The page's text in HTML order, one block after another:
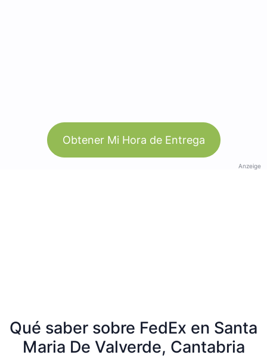
Obtener Mi Hora de Entrega
Anzeige
Qué saber sobre FedEx en Santa
Maria De Valverde, Cantabria